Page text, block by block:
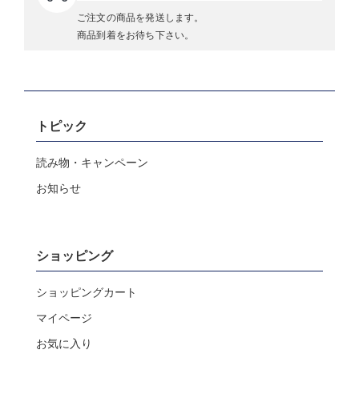
ご注文の商品を発送します。
商品到着をお待ち下さい。
トピック
読み物・キャンペーン
お知らせ
ショッピング
ショッピングカート
マイページ
お気に入り